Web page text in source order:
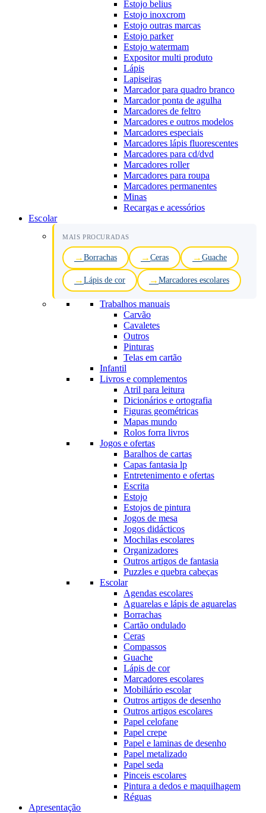
Estojo belius
Estojo inoxcrom
Estojo outras marcas
Estojo parker
Estojo watermam
Expositor multi produto
Lápis
Lapiseiras
Marcador para quadro branco
Marcador ponta de agulha
Marcadores de feltro
Marcadores e outros modelos
Marcadores especiais
Marcadores lápis fluorescentes
Marcadores para cd/dvd
Marcadores roller
Marcadores para roupa
Marcadores permanentes
Minas
Recargas e acessórios
Escolar
MAIS PROCURADAS
Borrachas Ceras Guache
Lápis de cor Marcadores escolares
Trabalhos manuais
Carvão
Cavaletes
Outros
Pinturas
Telas em cartão
Infantil
Livros e complementos
Atril para leitura
Dicionários e ortografia
Figuras geométricas
Mapas mundo
Rolos forra livros
Jogos e ofertas
Baralhos de cartas
Capas fantasia lp
Entretenimento e ofertas
Escrita
Estojo
Estojos de pintura
Jogos de mesa
Jogos didácticos
Mochilas escolares
Organizadores
Outros artigos de fantasia
Puzzles e quebra cabeças
Escolar
Agendas escolares
Aguarelas e lápis de aguarelas
Borrachas
Cartão ondulado
Ceras
Compassos
Guache
Lápis de cor
Marcadores escolares
Mobiliário escolar
Outros artigos de desenho
Outros artigos escolares
Papel celofane
Papel crepe
Papel e laminas de desenho
Papel metalizado
Papel seda
Pinceis escolares
Pintura a dedos e maquilhagem
Réguas
Apresentação